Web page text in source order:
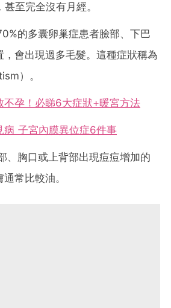
至完全沒有月經。
的多囊卵巢症患者臉部、下巴
會出現過多毛髮。這種症狀稱為
）。
不孕！必睇6大症狀+暖宮方法
病 子宮內膜異位症6件事
、胸口或上背部出現痘痘增加的
常比較油。